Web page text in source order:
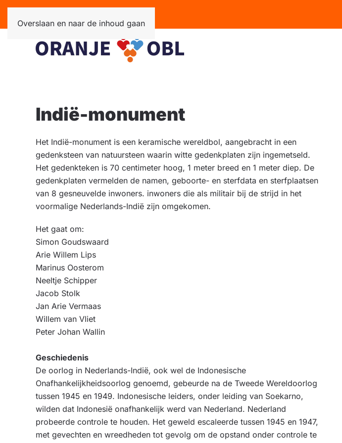
Overslaan en naar de inhoud gaan
Indië-monument
Het Indië-monument is een keramische wereldbol, aangebracht in een
gedenksteen van natuursteen waarin witte gedenkplaten zijn ingemetseld.
Het gedenkteken is 70 centimeter hoog, 1 meter breed en 1 meter diep. De
gedenkplaten vermelden de namen, geboorte- en sterfdata en sterfplaatsen
van 8 gesneuvelde inwoners. inwoners die als militair bij de strijd in het
voormalige Nederlands-Indië zijn omgekomen.
Het gaat om:
Simon Goudswaard
Arie Willem Lips
Marinus Oosterom
Neeltje Schipper
Jacob Stolk
Jan Arie Vermaas
Willem van Vliet
Peter Johan Wallin
Geschiedenis
De oorlog in Nederlands-Indië, ook wel de Indonesische
Onafhankelijkheidsoorlog genoemd, gebeurde na de Tweede Wereldoorlog
tussen 1945 en 1949. Indonesische leiders, onder leiding van Soekarno,
wilden dat Indonesië onafhankelijk werd van Nederland. Nederland
probeerde controle te houden. Het geweld escaleerde tussen 1945 en 1947,
met gevechten en wreedheden tot gevolg om de opstand onder controle te